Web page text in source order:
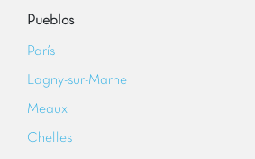
Pueblos
París
Lagny-sur-Marne
Meaux
Chelles